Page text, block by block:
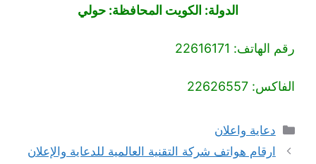
الدولة: الكويت المحافظة: حولي
رقم الهاتف: 22616171
الفاكس: 22626557
التصنيفات
دعاية واعلان
ارقام هواتف شركة التقنية العالمية للدعاية والإعلان